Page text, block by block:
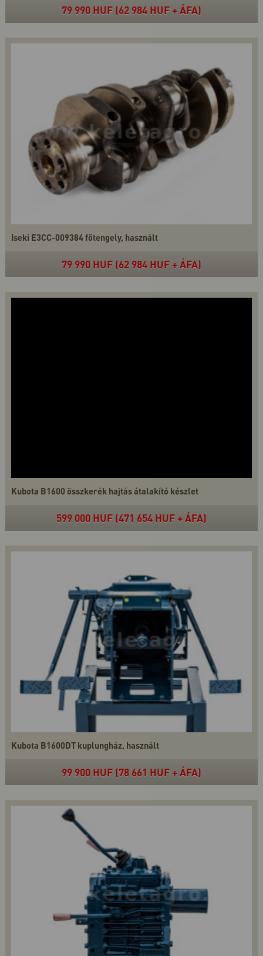
79 990 HUF (62 984 HUF + ÁFA)
Iseki E3CC-009384 főtengely, használt
79 990 HUF (62 984 HUF + ÁFA)
Kubota B1600 összkerék hajtás átalakító készlet
599 000 HUF (471 654 HUF + ÁFA)
Kubota B1600DT kuplungház, használt
99 900 HUF (78 661 HUF + ÁFA)